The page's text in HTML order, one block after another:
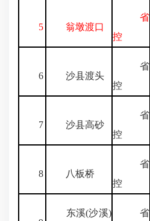
5 翁墩渡口
省
控
6 沙县渡头
省
控
7 沙县高砂
省
控
8 八板桥
省
控
东溪(沙溪)
省